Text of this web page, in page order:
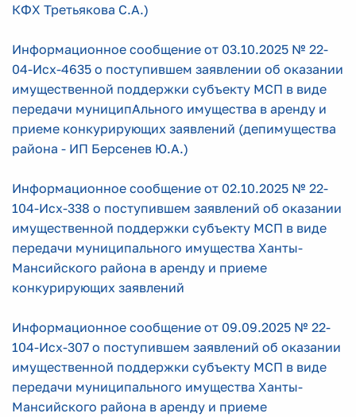
КФХ Третьякова С.А.)
Информационное сообщение от 03.10.2025 № 22-
04-Исх-4635 о поступившем заявлении об оказании
имущественной поддержки субъекту МСП в виде
передачи муниципАльного имущества в аренду и
приеме конкурирующих заявлений (депимущества
района - ИП Берсенев Ю.А.)
Информационное сообщение от 02.10.2025 № 22-
104-Исх-338 о поступившем заявлений об оказании
имущественной поддержки субъекту МСП в виде
передачи муниципального имущества Ханты-
Мансийского района в аренду и приеме
конкурирующих заявлений
Информационное сообщение от 09.09.2025 № 22-
104-Исх-307 о поступившем заявлений об оказании
имущественной поддержки субъекту МСП в виде
передачи муниципального имущества Ханты-
Мансийского района в аренду и приеме